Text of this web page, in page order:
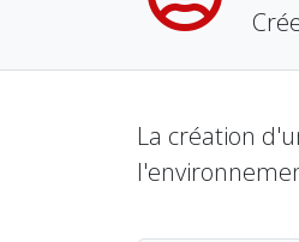
La création